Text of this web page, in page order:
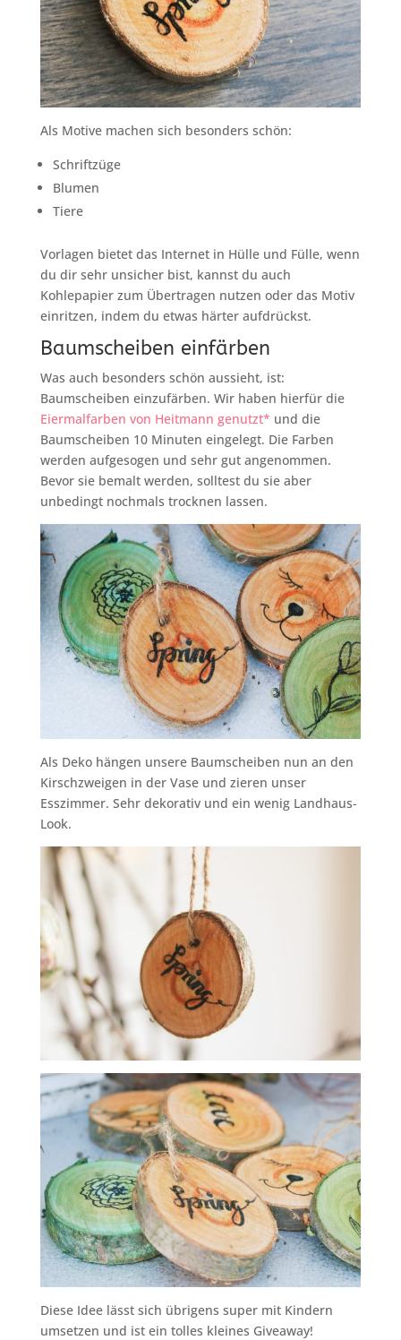
Als Motive machen sich besonders schön:
Schriftzüge
Blumen
Tiere
Vorlagen bietet das Internet in Hülle und Fülle, wenn
du dir sehr unsicher bist, kannst du auch
Kohlepapier zum Übertragen nutzen oder das Motiv
einritzen, indem du etwas härter aufdrückst.
Baumscheiben einfärben
Was auch besonders schön aussieht, ist:
Baumscheiben einzufärben. Wir haben hierfür die
Eiermalfarben von Heitmann genutzt* und die
Baumscheiben 10 Minuten eingelegt. Die Farben
werden aufgesogen und sehr gut angenommen.
Bevor sie bemalt werden, solltest du sie aber
unbedingt nochmals trocknen lassen.
Als Deko hängen unsere Baumscheiben nun an den
Kirschzweigen in der Vase und zieren unser
Esszimmer. Sehr dekorativ und ein wenig Landhaus-
Look.
Diese Idee lässt sich übrigens super mit Kindern
umsetzen und ist ein tolles kleines Giveaway!